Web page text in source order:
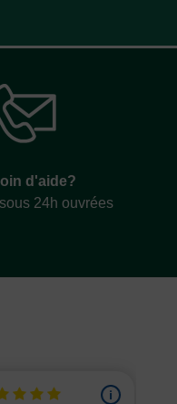
d'aide?
24h ouvrées